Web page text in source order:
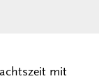
mit